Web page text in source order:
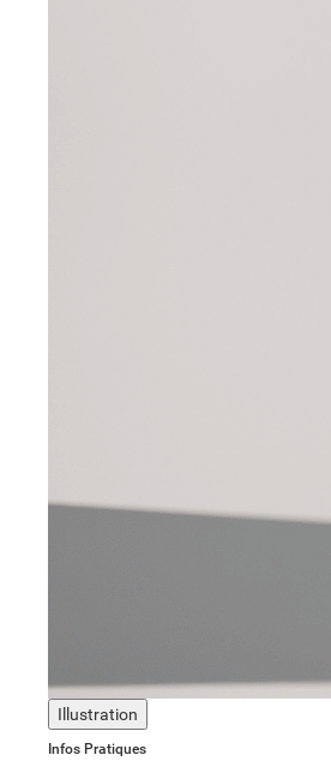
Illustration
Infos Pratiques